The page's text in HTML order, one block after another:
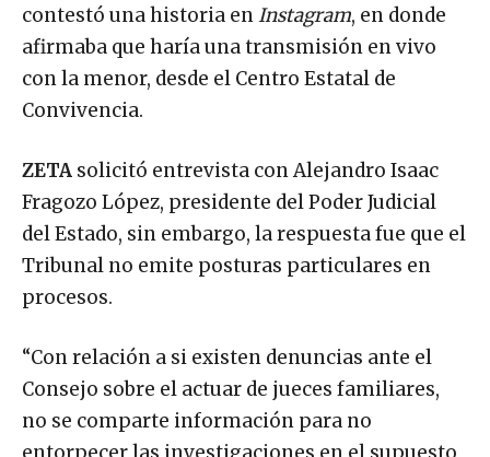
contestó una historia enInstagram, en donde
afirmaba que haría una transmisión en vivo
con la menor, desde el Centro Estatal de
Convivencia.
ZETA solicitó entrevista con Alejandro Isaac
Fragozo López, presidente del Poder Judicial
del Estado, sin embargo, la respuesta fue que el
Tribunal no emite posturas particulares en
procesos.
“Con relación a si existen denuncias ante el
Consejo sobre el actuar de jueces familiares,
no se comparte información para no